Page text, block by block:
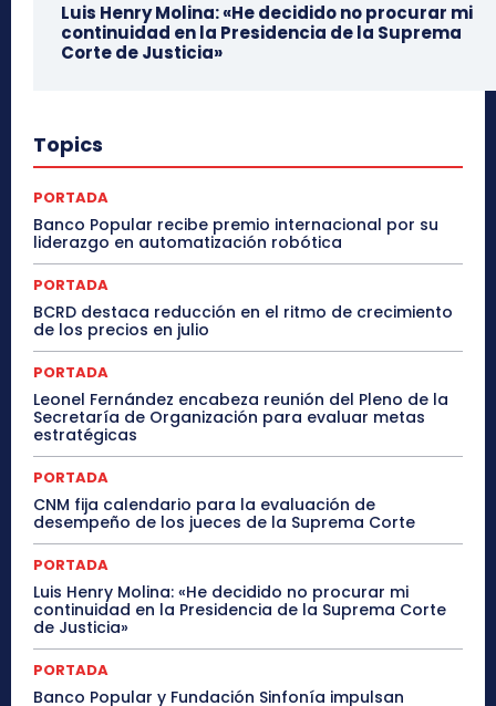
Luis Henry Molina: «He decidido no procurar mi
continuidad en la Presidencia de la Suprema
Corte de Justicia»
Topics
PORTADA
Banco Popular recibe premio internacional por su
liderazgo en automatización robótica
PORTADA
BCRD destaca reducción en el ritmo de crecimiento
de los precios en julio
PORTADA
Leonel Fernández encabeza reunión del Pleno de la
Secretaría de Organización para evaluar metas
estratégicas
PORTADA
CNM fija calendario para la evaluación de
desempeño de los jueces de la Suprema Corte
PORTADA
Luis Henry Molina: «He decidido no procurar mi
continuidad en la Presidencia de la Suprema Corte
de Justicia»
PORTADA
Banco Popular y Fundación Sinfonía impulsan